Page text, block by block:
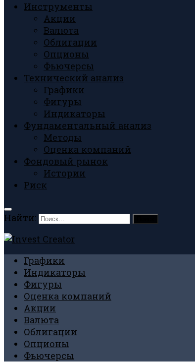
Инструменты
Акции
Валюта
Облигации
Опционы
Фьючерсы
Технический анализ
Графики
Фигуры
Индикаторы
Фундаментальный анализ
Методы
Оценка компаний
Фондовый рынок
Истории
Риск
Найти:
Графики
Индикаторы
Фигуры
Оценка компаний
Акции
Валюта
Облигации
Опционы
Фьючерсы